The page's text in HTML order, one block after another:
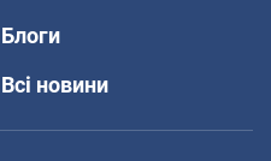
Блоги
Всі новини